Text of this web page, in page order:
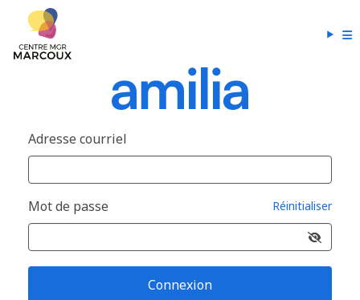
Adresse courriel
Mot de passe Réinitialiser
Connexion